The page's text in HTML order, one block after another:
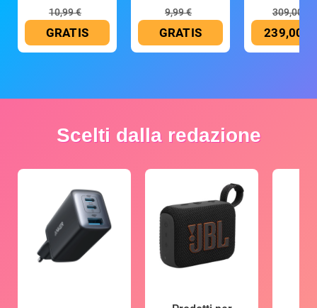
10,99 €
GRATIS
9,99 €
GRATIS
309,00 €
239,00 €
Scelti dalla redazione